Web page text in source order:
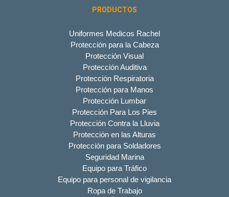
PRODUCTOS
Uniformes Medicos Rachel
Protección para la Cabeza
Protección Visual
Protección Auditiva
Protección Respiratoria
Protección para Manos
Protección Lumbar
Protección Para Los Pies
Protección Contra la Lluvia
Protección en las Alturas
Protección para Soldadores
Seguridad Marina
Equipo para Tráfico
Equipo para personal de vigilancia
Ropa de Trabajo